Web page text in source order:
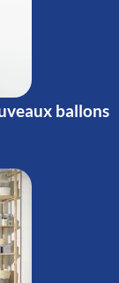
ballons